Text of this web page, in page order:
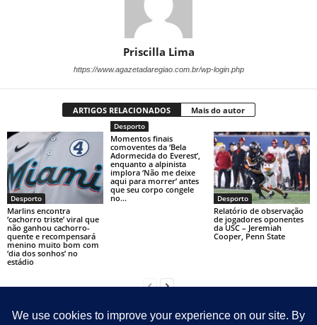
Priscilla Lima
https://www.agazetadaregiao.com.br/wp-login.php
ARTIGOS RELACIONADOS Mais do autor
Desporto
Marlins encontra
‘cachorro triste’ viral que
não ganhou cachorro-
quente e recompensará
menino muito bom com
‘dia dos sonhos’ no
estádio
Desporto
Momentos finais
comoventes da ‘Bela
Adormecida do Everest’,
enquanto a alpinista
implora ‘Não me deixe
aqui para morrer’ antes
que seu corpo congele
no...
Desporto
Relatório de observação
de jogadores oponentes
da USC – Jeremiah
Cooper, Penn State